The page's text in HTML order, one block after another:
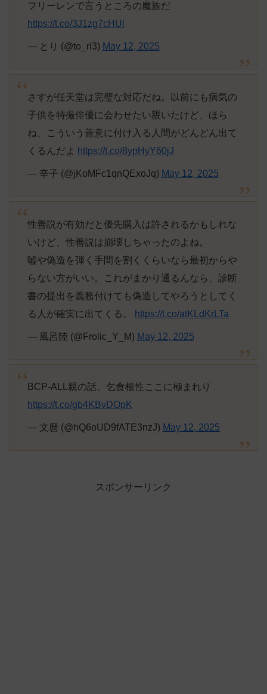
フリーレンで言うところの魔族だ
https://t.co/3J1zg7cHUl
— とり (@to_ri3) May 12, 2025
さすが任天堂は完璧な対応だね。以前にも病気の
子供を特撮俳優に会わせたい親いたけど、ほら
ね、こういう善意に付け入る人間がどんどん出て
くるんだよ
https://t.co/8ypHyY60jJ
— 辛子 (@jKoMFc1qnQExoJq) May 12, 2025
性善説が有効だと優先購入は許されるかもしれな
いけど、性善説は崩壊しちゃったのよね。
嘘や偽造を弾く手間を割くくらいなら最初からや
らない方がいい。これがまかり通るんなら、診断
書の提出を義務付けても偽造してやろうとしてく
る人が確実に出てくる。
https://t.co/atKLdKrLTa
— 風呂陸 (@Frolic_Y_M) May 12, 2025
BCP-ALL親の話。乞食根性ここに極まれり
https://t.co/gb4KBvDOpK
— 文麿 (@hQ6oUD9fATE3nzJ) May 12, 2025
スポンサーリンク